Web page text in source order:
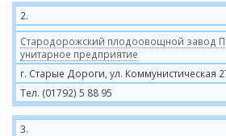
2.
Стародорожский плодоовощной завод
унитарное предприятие
г. Старые Дороги, ул. Коммунистическая
Тел. (01792) 5 88 95
3.